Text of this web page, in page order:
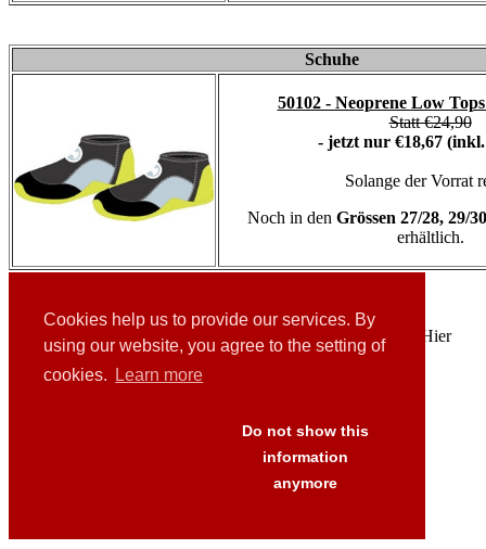
Cookies help us to provide our services. By
using our website, you agree to the setting of
cookies.
Learn more
Do not show this
information
anymore
Schuhe
50102 - Neoprene Low
Statt €24,90
- jetzt nur €18,67
Solange der Vorrat
Noch in den Grössen 27/28, 29/
erhältlich.
Aktionsware ist vom Umtausch/ Rückgabe ausgeschlossen! Hier
gelangen Sie zumShop!